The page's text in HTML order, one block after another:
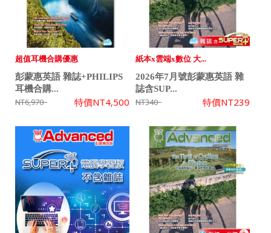
超值耳機合購優惠
彭蒙惠英語 雜誌+PHILIPS
耳機合購...
NT6,970 特價NT4,500
紙本x雲端x數位 大...
2026年7月號彭蒙惠英語 雜
誌含SUP...
NT340 特價NT239